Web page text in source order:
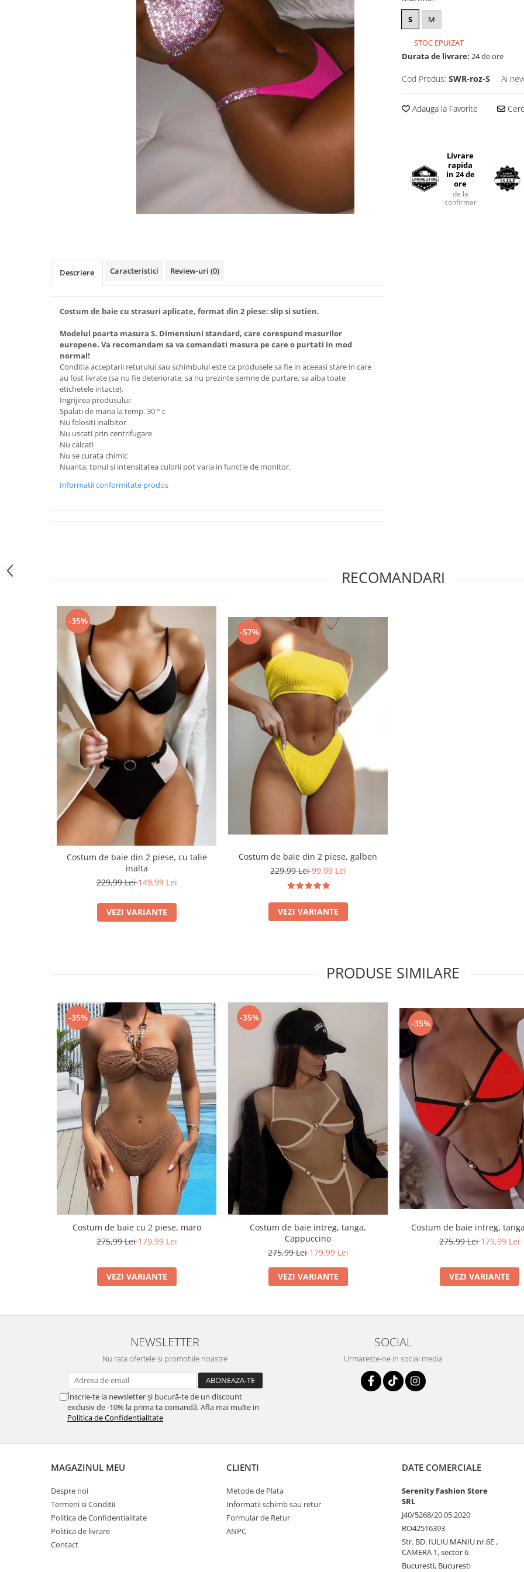
S M
STOC EPUIZAT
Durata de livrare: 24 de ore
Cod Produs: SWR-roz-S Ai
Adauga la Favorite
Livrare
rapida
in 24 de
ore
de la
confirmarea comenzii.
Descriere Caracteristici Review-uri (0)
Costum de baie cu strasuri aplicate, format din 2 piese: slip si sutien.
Modelul poarta masura S. Dimensiuni standard, care corespund masurilor
europene. Va recomandam sa va comandati masura pe care o purtati in mod
normal!
Conditia acceptarii returului sau schimbului este ca produsele sa fie in aceeasi stare in care
au fost livrate (sa nu fie deteriorate, sa nu prezinte semne de purtare, sa aiba toate
etichetele intacte).
Ingrijirea produsului:
Spalati de mana la temp. 30 ° c
Nu folositi inalbitor
Nu uscati prin centrifugare
Nu calcati
Nu se curata chimic
Nuanta, tonul si intensitatea culorii pot varia in functie de monitor.
Informatii conformitate produs
RECOMANDARI
-35%
Costum de baie din 2 piese, cu talie
inalta
229,99 Lei149,99 Lei
VEZI VARIANTE
-57%
Costum de baie din 2 piese, galben
229,99 Lei99,99 Lei
VEZI VARIANTE
PRODUSE SIMILARE
-35%
Costum de baie cu 2 piese, maro
275,99 Lei179,99 Lei
VEZI VARIANTE
-35%
Costum de baie intreg, tanga,
Cappuccino
275,99 Lei179,99 Lei
VEZI VARIANTE
-35%
Costum de baie intreg,
275,99 Lei179,99 Lei
VEZI VARIANTE
NEWSLETTER
Nu rata ofertele si promotiile noastre
Înscrie-te la newsletter și bucură-te de un discount
exclusiv de -10% la prima ta comandă. Afla mai multe in
Politica de Confidentialitate
SOCIAL
Urmareste-ne in social media
MAGAZINUL MEU
Despre noi
Termeni si Conditii
Politica de Confidentialitate
Politica de livrare
Contact
CLIENTI
Metode de Plata
Informatii schimb sau retur
Formular de Retur
ANPC
DATE COMERCIALE
Serenity Fashion Store
SRL
J40/5268/20.05.2020
RO42516393
Str. BD. IULIU MANIU nr.6E ,
CAMERA 1, sector 6
Bucuresti, Bucuresti